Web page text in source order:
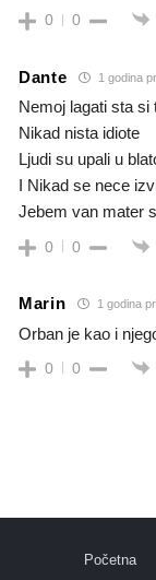
0 0
Dante 1 godina
Nemoj lagati sta
Nikad nista idiote
Ljudi su upali u
I Nikad se nece
Jebem van mater
0 0
Marin 1 godina
Orban je kao i
0 0
Početna